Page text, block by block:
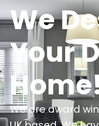
We
Your
We are award